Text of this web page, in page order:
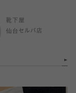
靴下屋
仙台セルバ店